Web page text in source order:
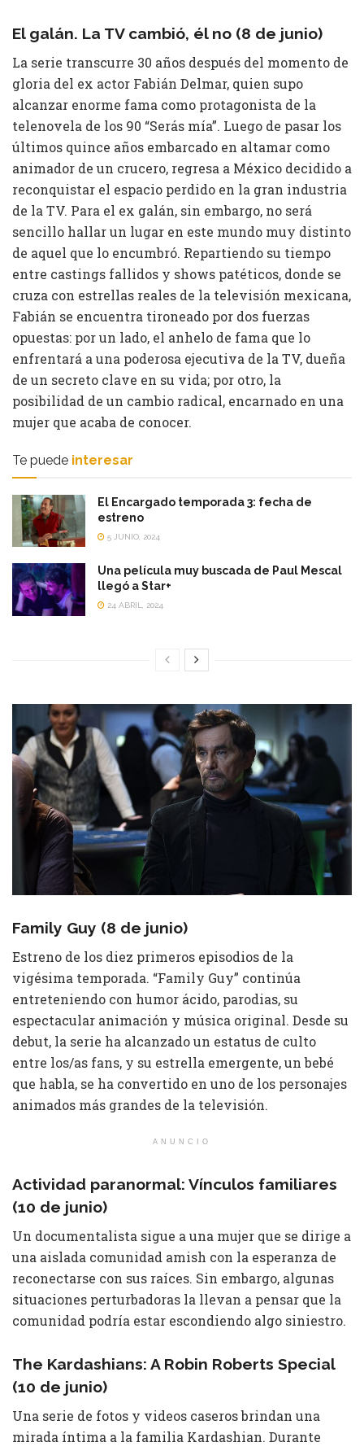
El galán. La TV cambió, él no (8 de junio)
La serie transcurre 30 años después del momento de
gloria del ex actor Fabián Delmar, quien supo
alcanzar enorme fama como protagonista de la
telenovela de los 90 “Serás mía”. Luego de pasar los
últimos quince años embarcado en altamar como
animador de un crucero, regresa a México decidido a
reconquistar el espacio perdido en la gran industria
de la TV. Para el ex galán, sin embargo, no será
sencillo hallar un lugar en este mundo muy distinto
de aquel que lo encumbró. Repartiendo su tiempo
entre castings fallidos y shows patéticos, donde se
cruza con estrellas reales de la televisión mexicana,
Fabián se encuentra tironeado por dos fuerzas
opuestas: por un lado, el anhelo de fama que lo
enfrentará a una poderosa ejecutiva de la TV, dueña
de un secreto clave en su vida; por otro, la
posibilidad de un cambio radical, encarnado en una
mujer que acaba de conocer.
Te puede interesar
El Encargado temporada 3: fecha de
estreno
5 JUNIO, 2024
Una película muy buscada de Paul Mescal
llegó a Star+
24 ABRIL, 2024
Family Guy (8 de junio)
Estreno de los diez primeros episodios de la
vigésima temporada. “Family Guy” continúa
entreteniendo con humor ácido, parodias, su
espectacular animación y música original. Desde su
debut, la serie ha alcanzado un estatus de culto
entre los/as fans, y su estrella emergente, un bebé
que habla, se ha convertido en uno de los personajes
animados más grandes de la televisión.
ANUNCIO
Actividad paranormal: Vínculos familiares
(10 de junio)
Un documentalista sigue a una mujer que se dirige a
una aislada comunidad amish con la esperanza de
reconectarse con sus raíces. Sin embargo, algunas
situaciones perturbadoras la llevan a pensar que la
comunidad podría estar escondiendo algo siniestro.
The Kardashians: A Robin Roberts Special
(10 de junio)
Una serie de fotos y videos caseros brindan una
mirada íntima a la familia Kardashian. Durante